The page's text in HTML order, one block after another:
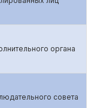
органа
совета